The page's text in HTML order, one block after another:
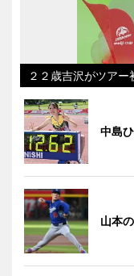
２２歳吉沢がツア
中島
山本